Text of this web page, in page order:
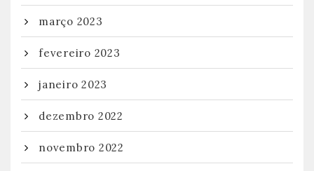
março 2023
fevereiro 2023
janeiro 2023
dezembro 2022
novembro 2022